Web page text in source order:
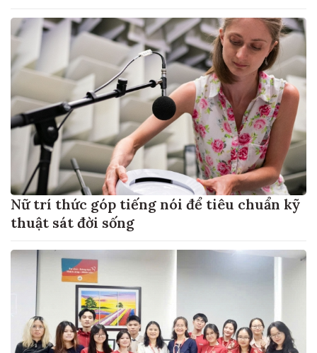
Nữ trí thức góp tiếng nói để tiêu chuẩn kỹ
thuật sát đời sống